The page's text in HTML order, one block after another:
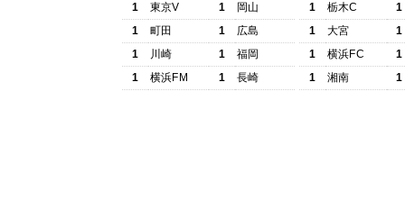
1
東京V 1
岡山
1
町田 1
広島
1
川崎 1
福岡
1
横浜FM 1 長崎
1
栃木C
1
1
大宮
1
1
横浜FC
1
1
湘南 1